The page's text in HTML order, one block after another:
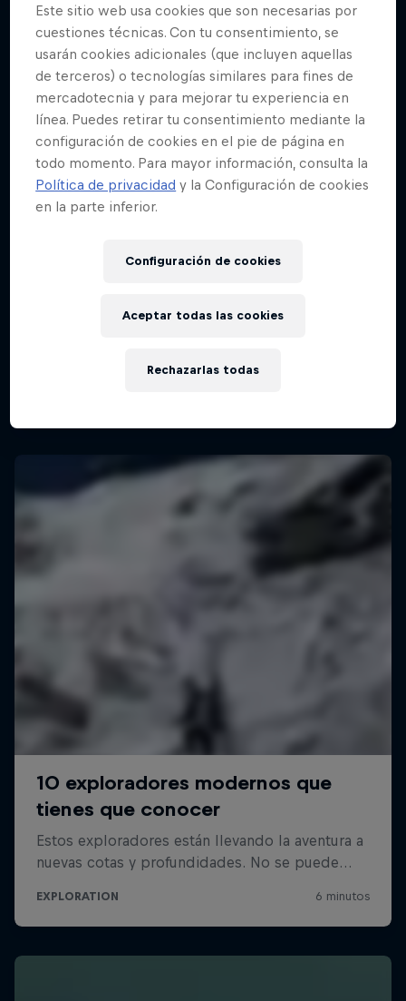
Este sitio web usa cookies que son necesarias por
cuestiones técnicas. Con tu consentimiento, se
usarán cookies adicionales (que incluyen aquellas
de terceros) o tecnologías similares para fines de
mercadotecnia y para mejorar tu experiencia en
línea. Puedes retirar tu consentimiento mediante la
configuración de cookies en el pie de página en
todo momento. Para mayor información, consulta la
Política de privacidad y la Configuración de cookies
en la parte inferior.
Configuración de cookies
Rechazarlas todas
Aceptar todas las cookies